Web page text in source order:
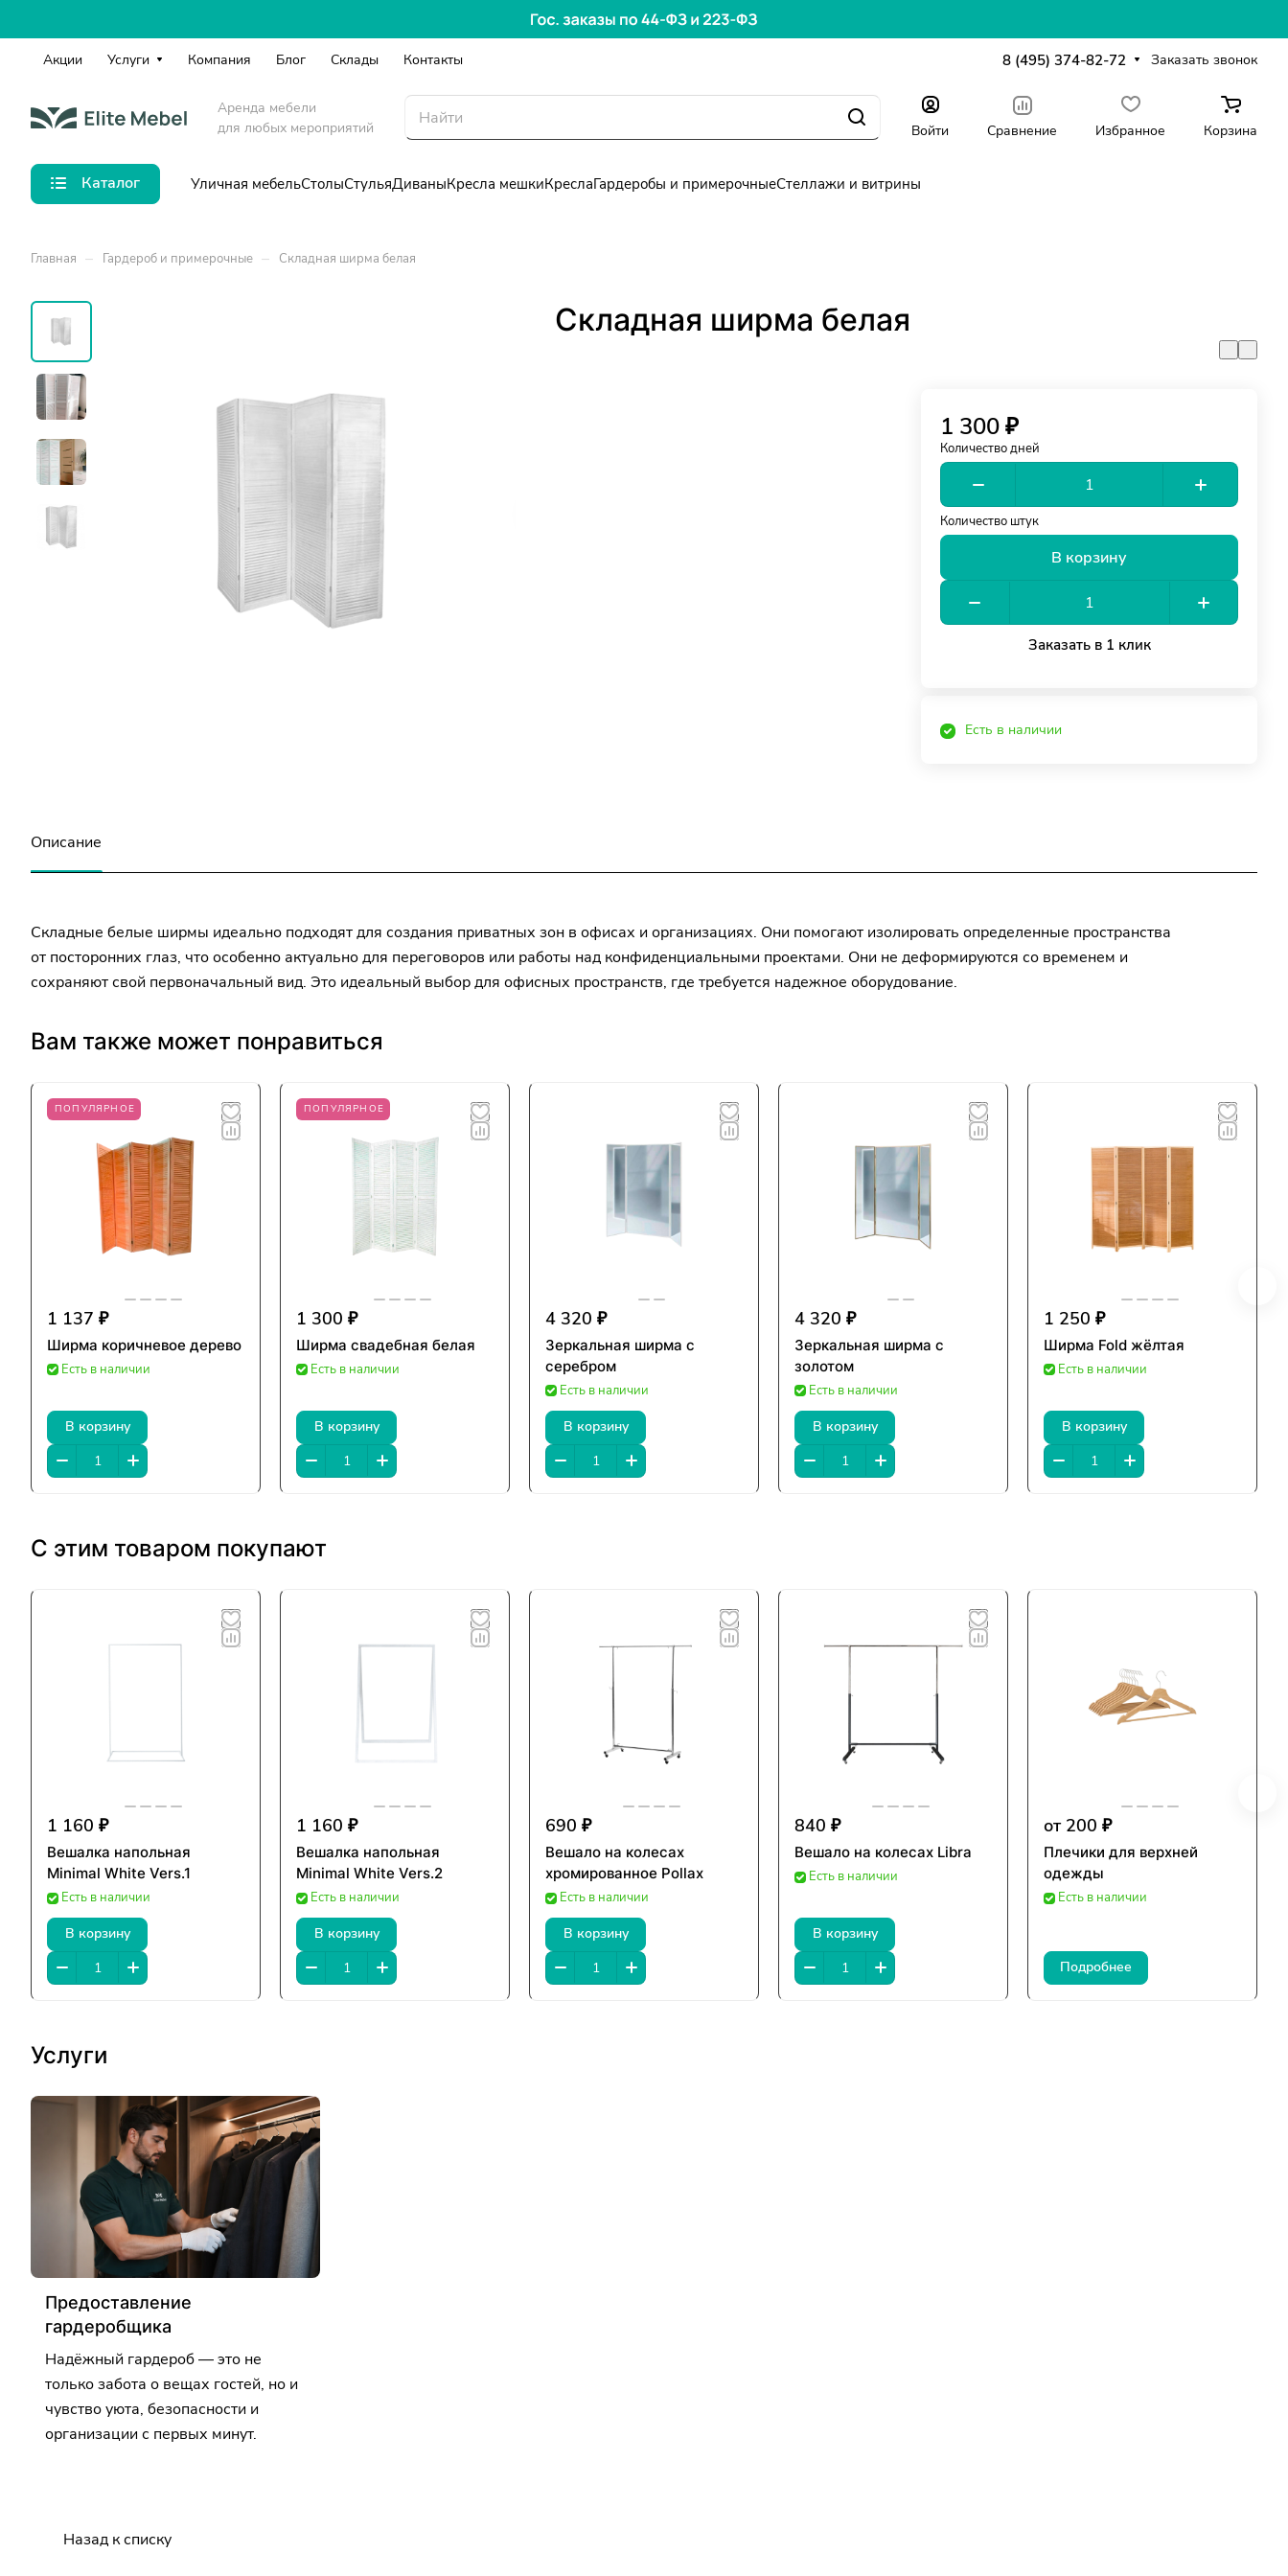
Акции Услуги Компания Блог Склады Контакты 8 (495) 374-82-72 Заказать звонок
Аренда мебели
для любых мероприятий
Войти Сравнение Избранное Корзина
Каталог Уличная мебельСтолыСтульяДиваныКресла мешкиКреслаГардеробы и примерочныеСтеллажи и витрины
Главная – Гардероб и примерочные – Складная ширма белая
Складная ширма белая
1 300 ₽
Количество дней
Количество штук
В корзину
Заказать в 1 клик
Есть в наличии
Описание
Складные белые ширмы идеально подходят для создания приватных зон в офисах и организациях. Они помогают изолировать определенные пространства
от посторонних глаз, что особенно актуально для переговоров или работы над конфиденциальными проектами. Они не деформируются со временем и
сохраняют свой первоначальный вид. Это идеальный выбор для офисных пространств, где требуется надежное оборудование.
Вам также может понравиться
ПОПУЛЯРНОЕ
1 137 ₽
Ширма коричневое дерево
Есть в наличии
В корзину
ПОПУЛЯРНОЕ
1 300 ₽
Ширма свадебная белая
Есть в наличии
В корзину
4 320 ₽
Зеркальная ширма с
серебром
Есть в наличии
В корзину
4 320 ₽
Зеркальная ширма с
золотом
Есть в наличии
В корзину
1 250 ₽
Ширма Fold жёлтая
Есть в наличии
В корзину
С этим товаром покупают
1 160 ₽
Вешалка напольная
Minimal White Vers.1
Есть в наличии
В корзину
1 160 ₽
Вешалка напольная
Minimal White Vers.2
Есть в наличии
В корзину
690 ₽
Вешало на колесах
хромированное Pollax
Есть в наличии
В корзину
840 ₽
Вешало на колесах Libra
Есть в наличии
В корзину
от 200 ₽
Плечики для верхней
одежды
Есть в наличии
Подробнее
Услуги
Предоставление
гардеробщика
Надёжный гардероб — это не
только забота о вещах гостей, но и
чувство уюта, безопасности и
организации с первых минут.
Назад к списку